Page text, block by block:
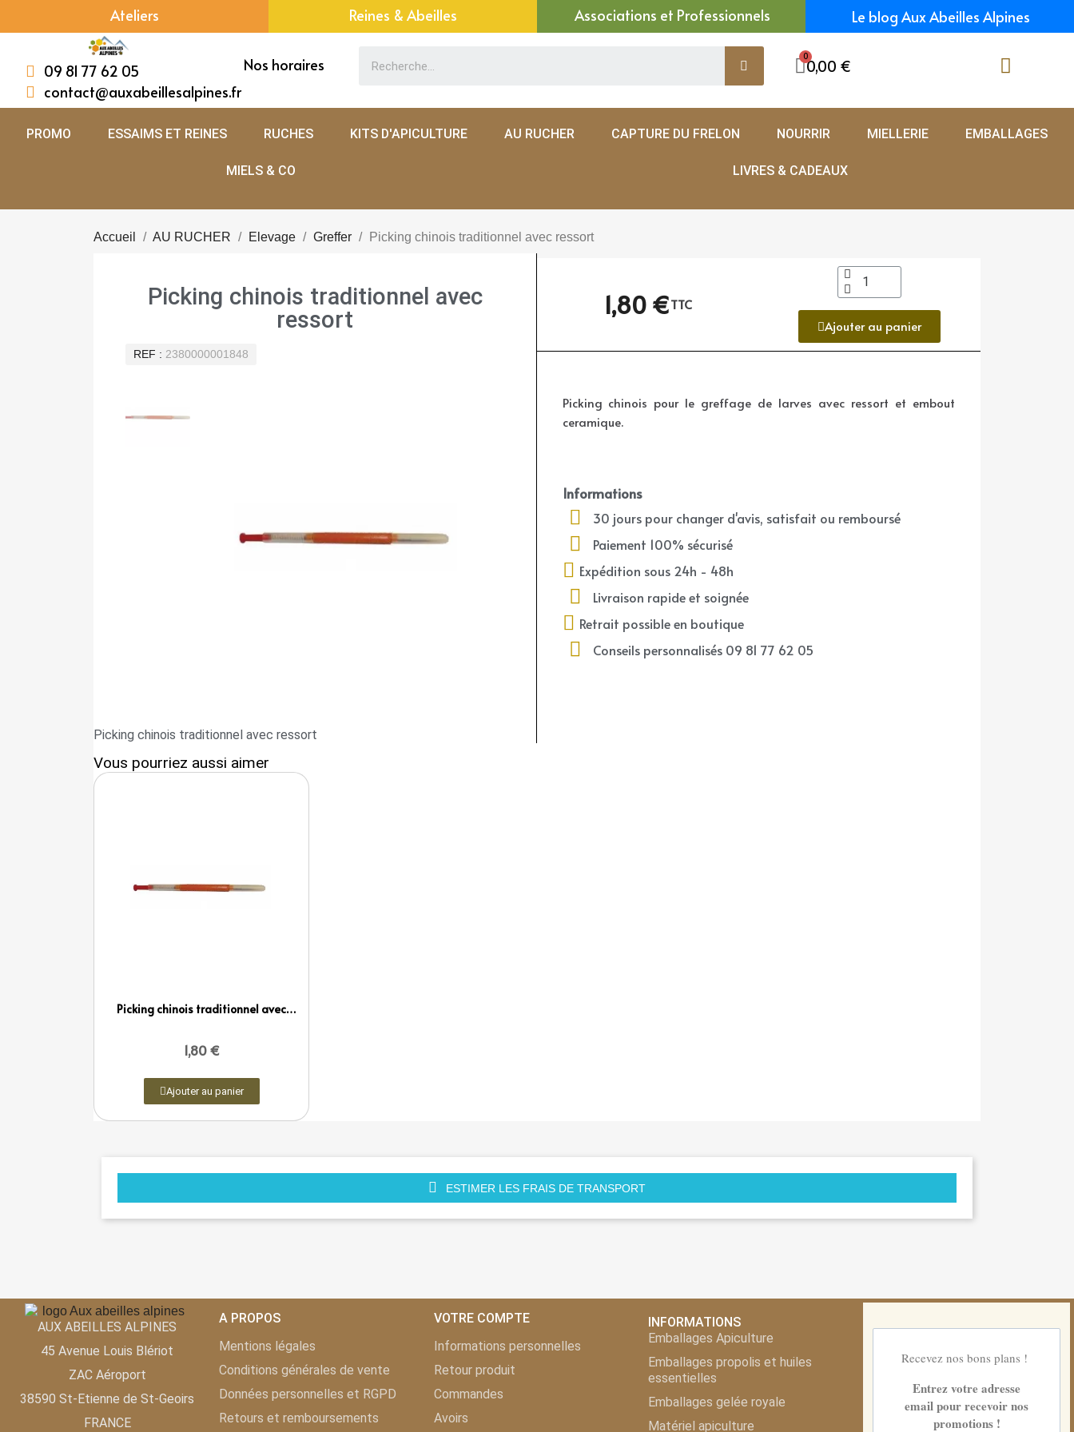
Ateliers Reines & Abeilles Associations et Professionnels Le blog Aux Abeilles Alpines
09 81 77 62 05
contact@auxabeillesalpines.fr
Nos horaires 0,00 €
PROMO ESSAIMS ET REINES RUCHES KITS D'APICULTURE AU RUCHER CAPTURE DU FRELON NOURRIR MIELLERIE EMBALLAGES
MIELS & CO LIVRES & CADEAUX
Accueil AU RUCHER Elevage Greffer Picking chinois traditionnel avec ressort
Picking chinois traditionnel avec
ressort
REF 2380000001848
Picking chinois traditionnel avec ressort
Vous pourriez aussi aimer
Picking chinois traditionnel avec
1,80 €
Ajouter au panier
1,80 €TTC
Ajouter au panier
30 jours pour changer d'avis, satisfait ou remboursé
Paiement 100% sécurisé
Expédition sous 24h - 48h
Livraison rapide et soignée
Retrait possible en boutique
Conseils personnalisés 09 81 77 62 05
Picking chinois pour le greffage de larves avec ressort et embout
ceramique.
Informations
ESTIMER LES FRAIS DE TRANSPORT
AUX ABEILLES ALPINES
45 Avenue Louis Blériot
ZAC Aéroport
38590 St-Etienne de St-Geoirs
FRANCE
A PROPOS
Mentions légales
Conditions générales de vente
Données personnelles et RGPD
Retours et remboursements
VOTRE COMPTE
Informations personnelles
Retour produit
Commandes
Avoirs
INFORMATIONS
Emballages Apiculture
Emballages propolis et huiles
essentielles
Emballages gelée royale
Matériel apiculture
Recevez nos bons plans !
Entrez votre adresse
email pour recevoir nos
promotions !